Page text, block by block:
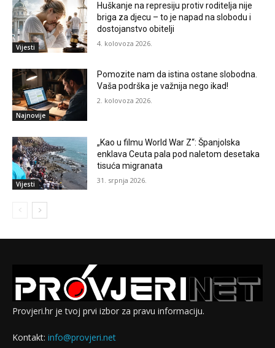
Vijesti
Huškanje na represiju protiv roditelja nije
briga za djecu – to je napad na slobodu i
dostojanstvo obitelji
4. kolovoza 2026.
Najnovije
Pomozite nam da istina ostane slobodna.
Vaša podrška je važnija nego ikad!
2. kolovoza 2026.
Vijesti
„Kao u filmu World War Z“: Španjolska
enklava Ceuta pala pod naletom desetaka
tisuća migranata
31. srpnja 2026.
Provjeri.hr je tvoj prvi izbor za pravu informaciju.
Kontakt: info@provjeri.net